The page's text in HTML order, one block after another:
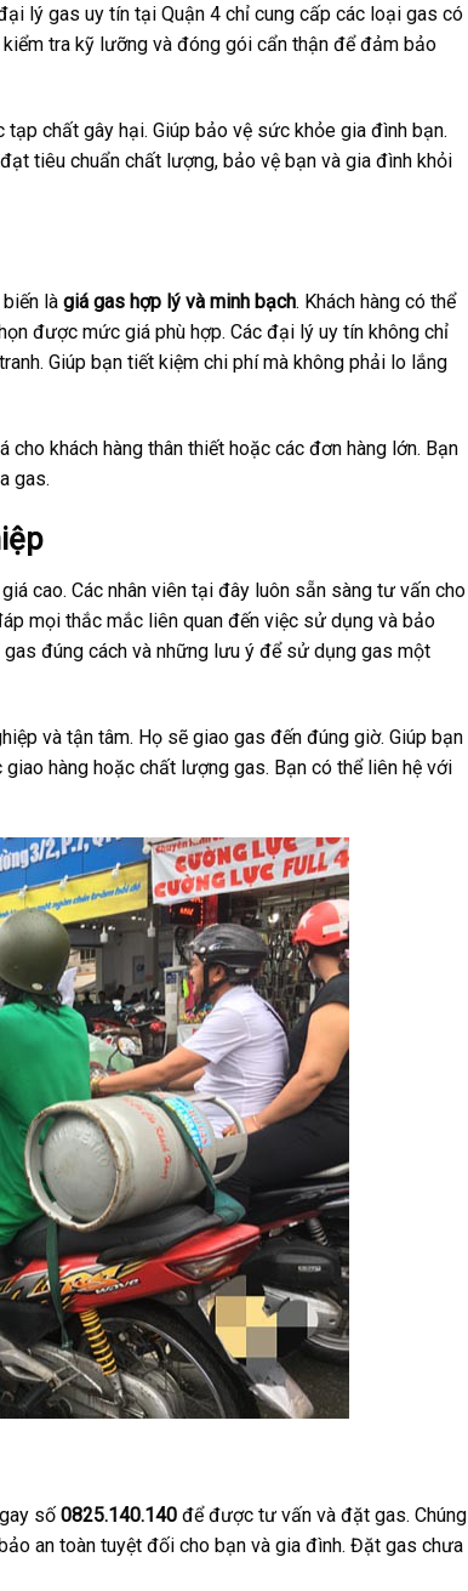
lý gas uy tín tại Quận 4 chỉ cung cấp các loại gas có
tra kỹ lưỡng và đóng gói cẩn thận để đảm bảo
chất gây hại. Giúp bảo vệ sức khỏe gia đình bạn.
tiêu chuẩn chất lượng, bảo vệ bạn và gia đình khỏi
là giá gas hợp lý và minh bạch. Khách hàng có thể
được mức giá phù hợp. Các đại lý uy tín không chỉ
Giúp bạn tiết kiệm chi phí mà không phải lo lắng
khách hàng thân thiết hoặc các đơn hàng lớn. Bạn
gas.
cao. Các nhân viên tại đây luôn sẵn sàng tư vấn cho
mọi thắc mắc liên quan đến việc sử dụng và bảo
đúng cách và những lưu ý để sử dụng gas một
và tận tâm. Họ sẽ giao gas đến đúng giờ. Giúp bạn
hàng hoặc chất lượng gas. Bạn có thể liên hệ với
số 0825.140.140 để được tư vấn và đặt gas. Chúng
an toàn tuyệt đối cho bạn và gia đình. Đặt gas chưa